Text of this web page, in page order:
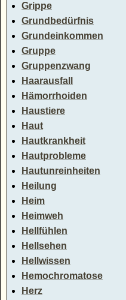
Grippe
Grundbedürfnis
Grundeinkommen
Gruppe
Gruppenzwang
Haarausfall
Hämorrhoiden
Haustiere
Haut
Hautkrankheit
Hautprobleme
Hautunreinheiten
Heilung
Heim
Heimweh
Hellfühlen
Hellsehen
Hellwissen
Hemochromatose
Herz